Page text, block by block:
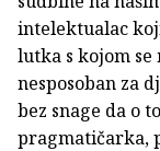
intelektualac
lutka s kojom
nesposoban za
bez snage da o
pragmatičarka,